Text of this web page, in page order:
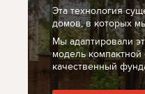
Эта технология
домов, в которых
Мы адаптировали
модель
качественный